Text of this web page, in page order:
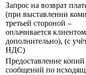
Запрос на возврат
(при выставлении
третьей стороной –
оплачивается клиентом
дополнительно), (с
НДС)
Предоставление
сообщений по